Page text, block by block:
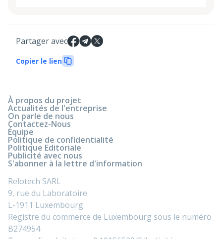
Partager avec
Copier le lien
À propos du projet
Actualités de l'entreprise
On parle de nous
Contactez-Nous
Équipe
Politique de confidentialité
Politique Editoriale
Publicité avec nous
S'abonner à la lettre d'information
Relotech SARL
9, rue du Laboratoire
L-1911 Luxembourg
Registre du commerce de Luxembourg sous le numéro
B274954